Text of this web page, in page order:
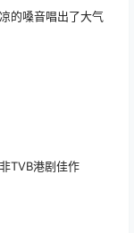
的嗓音唱出了大气
TVB港剧佳作